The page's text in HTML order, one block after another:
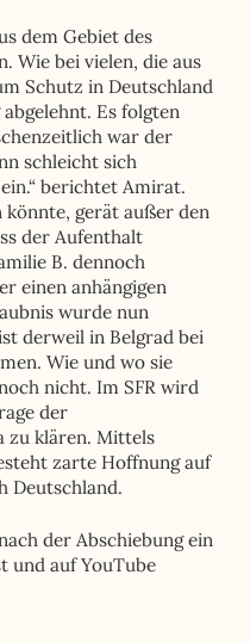
dem Gebiet des
Wie bei vielen, die aus
Schutz in Deutschland
Es folgten
war der
schleicht sich
berichtet Amirat.
könnte, gerät außer den
der Aufenthalt
B. dennoch
einen anhängigen
wurde nun
derweil in Belgrad bei
Wie und wo sie
nicht. Im SFR wird
der
zu klären. Mittels
zarte Hoffnung auf
Deutschland.
der Abschiebung ein
und auf YouTube